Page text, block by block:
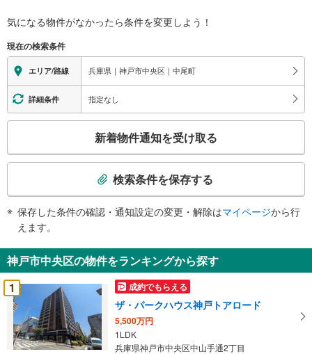
気になる物件がなかったら条件を変更しよう！
現在の検索条件
エリア/路線 兵庫県｜神戸市中央区｜中尾町
詳細条件 指定なし
検
知
を
受
け
取
る
・
新着物件通知を受け取る
検索条件を保存する
保存した条件の確認・通知設定の変更・解除はマイページから行
えます。
神戸市中央区の物件をランキングから探す
1
成約でもらえる
ザ・パークハウス神戸トアロード
5,500万円
1LDK
兵庫県神戸市中央区中山手通2丁目